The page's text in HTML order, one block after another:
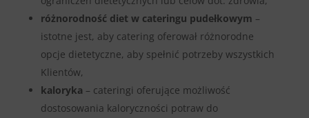
różnorodność diet w cateringu pudełkowym –
istotne jest, aby catering oferował różnorodne
opcje dietetyczne, aby spełnić potrzeby wszystkich
Klientów,
kaloryka – cateringi oferujące możliwość
dostosowania kaloryczności potraw do